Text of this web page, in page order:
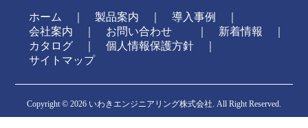
ホーム 製品案内 導入事例
会社案内
お問い合わせ 新着情報
カタログ
個人情報保護方針
サイトマップ
Copyright © 2026 いわきエンジニアリング株式会社. All Right Reserved.